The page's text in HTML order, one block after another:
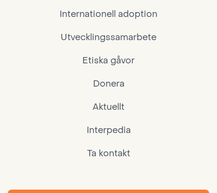
Internationell adoption
Utvecklingssamarbete
Etiska gåvor
Donera
Aktuellt
Interpedia
Ta kontakt